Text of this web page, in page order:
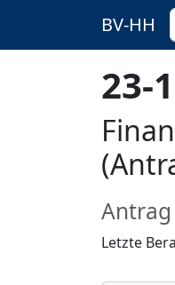
BV-HH
23-
Letzte